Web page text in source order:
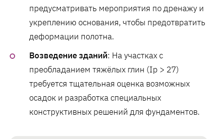
предусматривать мероприятия по дренажу и
укреплению основания, чтобы предотвратить
деформации полотна.
Возведение зданий: На участках с
преобладанием тяжёлых глин (Ip > 27)
требуется тщательная оценка возможных
осадок и разработка специальных
конструктивных решений для фундаментов.